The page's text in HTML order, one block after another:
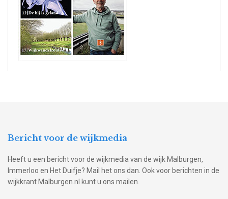
Bericht voor de wijkmedia
Heeft u een bericht voor de wijkmedia van de wijk Malburgen,
Immerloo en Het Duifje? Mail het ons dan. Ook voor berichten in de
wijkkrant Malburgen.nl kunt u ons mailen.